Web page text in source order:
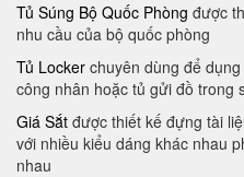
Tủ Súng Bộ Quốc Phòng được
nhu cầu của bộ quốc phòng
Tủ Locker chuyên dùng để
công nhân hoặc tủ gửi đồ trong
Giá Sắt được thiết kế đựng tài
với nhiều kiểu dáng khác nhau
nhau